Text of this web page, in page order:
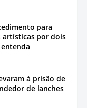
para
artísticas por dois
à prisão de
de lanches